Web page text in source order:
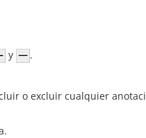
y
.
o excluir cualquier